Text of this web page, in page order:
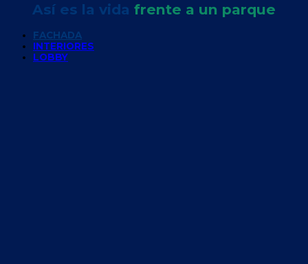
Así es la vida frente a un parque
FACHADA
INTERIORES
LOBBY